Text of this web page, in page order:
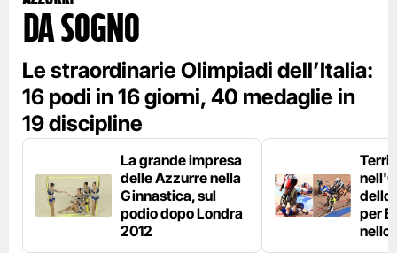
da sogno
Le straordinarie Olimpiadi dell’Italia:
16 podi in 16 giorni, 40 medaglie in
19 discipline
La grande impresa
delle Azzurre nella
Ginnastica, sul
podio dopo Londra
2012
dello
per
nello